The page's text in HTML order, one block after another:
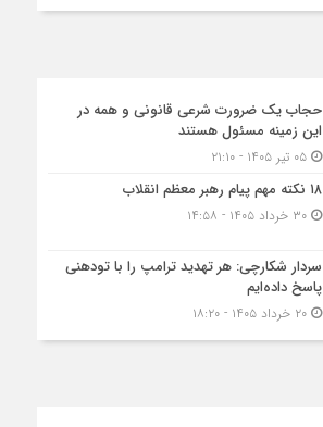
حجاب یک ضرورت شرعی قانونی و همه در
این زمینه مسئول هستند
۰۵ تیر ۱۴۰۵ - ۲۱:۱۰
۱۸ نکته مهم پیام رهبر معظم انقلاب
۳۰ خرداد ۱۴۰۵ - ۱۴:۵۸
سردار شکارچی: هر تهدید ترامپ را با تودهنی
پاسخ داده‌ایم
۲۰ خرداد ۱۴۰۵ - ۱۸:۲۰